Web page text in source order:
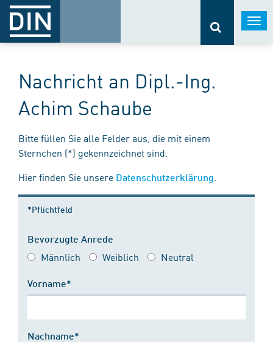
Nachricht an Dipl.-Ing.
Achim Schaube
Bitte füllen Sie alle Felder aus, die mit einem
Sternchen (*) gekennzeichnet sind.
Hier finden Sie unsere Datenschutzerklärung
*Pflichtfeld
Bevorzugte Anrede
Männlich Weiblich Neutral
Vorname*
Nachname*